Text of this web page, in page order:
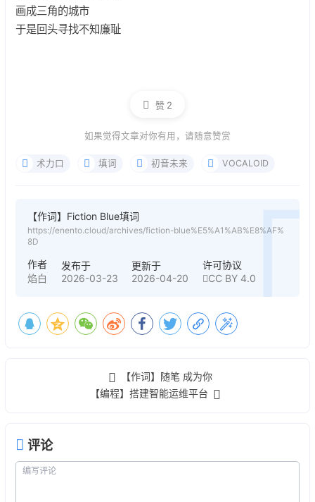
画成三角的城市
于是回头寻找不知廉耻
赞 2
如果觉得文章对你有用，请随意赞赏
术力口 填词 初音未来 VOCALOID
【作词】Fiction Blue填词
https://enento.cloud/archives/fiction-blue%E5%A1%AB%E8%AF%
8D
作者
焰白
发布于
2026-03-23
更新于
2026-04-20
许可协议
CC BY 4.0
【作词】随笔 成为你
【编程】搭建智能运维平台
评论